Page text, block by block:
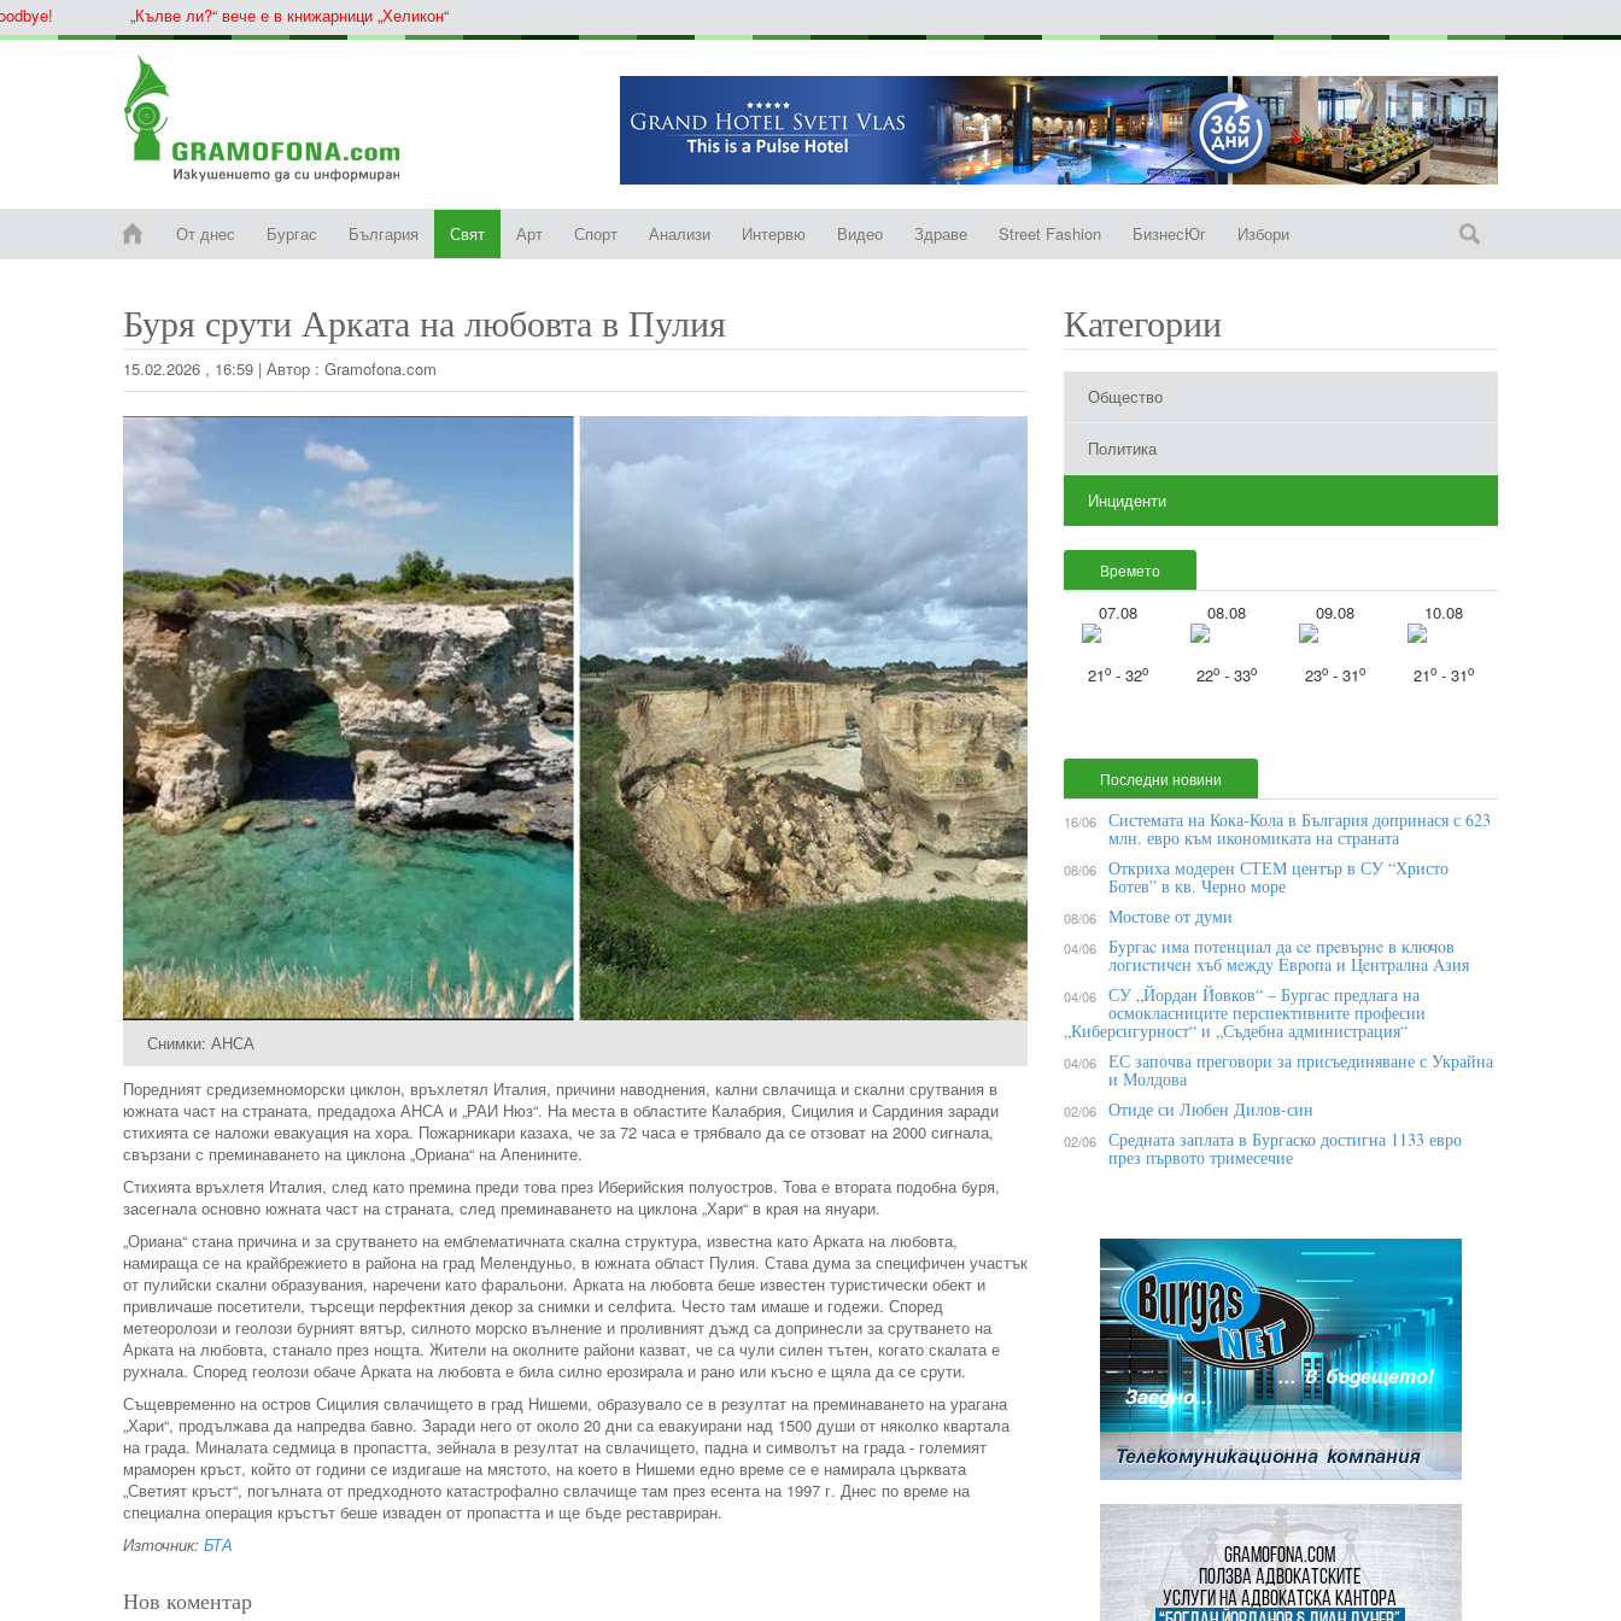
„Кълве ли?“ вече е в книжарници „Хеликон“
От днес Бургас България Свят Арт Спорт Анализи Интервю Видео Здраве Street Fashion БизнесЮг Избори
Буря срути Арката на любовта в Пулия
15.02.2026 , 16:59 | Автор : Gramofona.com
Снимки: АНСА
Поредният средиземноморски циклон, връхлетял Италия, причини наводнения, кални свлачища и скални срутвания в
южната част на страната, предадоха АНСА и „РАИ Нюз“. На места в областите Калабрия, Сицилия и Сардиния заради
стихията се наложи евакуация на хора. Пожарникари казаха, че за 72 часа е трябвало да се отзоват на 2000 сигнала,
свързани с преминаването на циклона „Ориана“ на Апенините.
Стихията връхлетя Италия, след като премина преди това през Иберийския полуостров. Това е втората подобна буря,
засегнала основно южната част на страната, след преминаването на циклона „Хари“ в края на януари.
„Ориана“ стана причина и за срутването на емблематичната скална структура, известна като Арката на любовта,
намираща се на крайбрежието в района на град Мелендуньо, в южната област Пулия. Става дума за специфичен участък
от пулийски скални образувания, наречени като фаральони. Арката на любовта беше известен туристически обект и
привличаше посетители, търсещи перфектния декор за снимки и селфита. Често там имаше и годежи. Според
метеоролози и геолози бурният вятър, силното морско вълнение и проливният дъжд са допринесли за срутването на
Арката на любовта, станало през нощта. Жители на околните райони казват, че са чули силен тътен, когато скалата е
рухнала. Според геолози обаче Арката на любовта е била силно ерозирала и рано или късно е щяла да се срути.
Същевременно на остров Сицилия свлачището в град Нишеми, образувало се в резултат на преминаването на урагана
„Хари“, продължава да напредва бавно. Заради него от около 20 дни са евакуирани над 1500 души от няколко квартала
на града. Миналата седмица в пропастта, зейнала в резултат на свлачището, падна и символът на града - големият
мраморен кръст, който от години се издигаше на мястото, на което в Нишеми едно време се е намирала църквата
„Светият кръст“, погълната от предходното катастрофално свлачище там през есента на 1997 г. Днес по време на
специална операция кръстът беше изваден от пропастта и ще бъде реставриран.
Източник: БТА
Нов коментар
Категории
Общество
Политика
Инциденти
Времето
07.08
21o - 32o
08.08
22o - 33o
09.08
23o - 31o
10.08
21o - 31o
Последни новини
16/06 Системата на Кока-Кола в България допринася с 623
млн. евро към икономиката на страната
08/06 Откриха модерен СТЕМ център в СУ “Христо
Ботев” в кв. Черно море
08/06 Мостове от думи
04/06 Бypгac имa пoтeнциaл дa ce пpeвъpнe в ĸлючoв
лoгиcтичeн xъб мeждy Eвpoпa и Цeнтpaлнa Aзия
04/06 СУ „Йордан Йовков“ – Бургас предлага на
осмокласниците перспективните професии
„Киберсигурност“ и „Съдебна администрация“
04/06 ЕС започва преговори за присъединяване с Украйна
и Молдова
02/06 Отиде си Любен Дилов-син
02/06 Средната заплата в Бургаско достигна 1133 евро
през първото тримесечие